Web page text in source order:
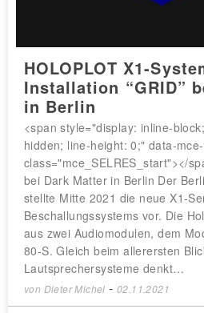
HOLOPLOT X1-
Installation “GRID”
in Berlin
<span style="display: inline-
hidden; line-height: 0;" data-
class="mce_SELRES_start"></
bei Dark Matter in Berlin Der
stellte Mitte 2021 die neue X1-
Beschallungssystems vor. Die
aus zwei Audiomodulen, dem
80-S. Gleich beim allerersten
Lautsprechersysteme denkt…
von Dieter Michel -02.11.2021